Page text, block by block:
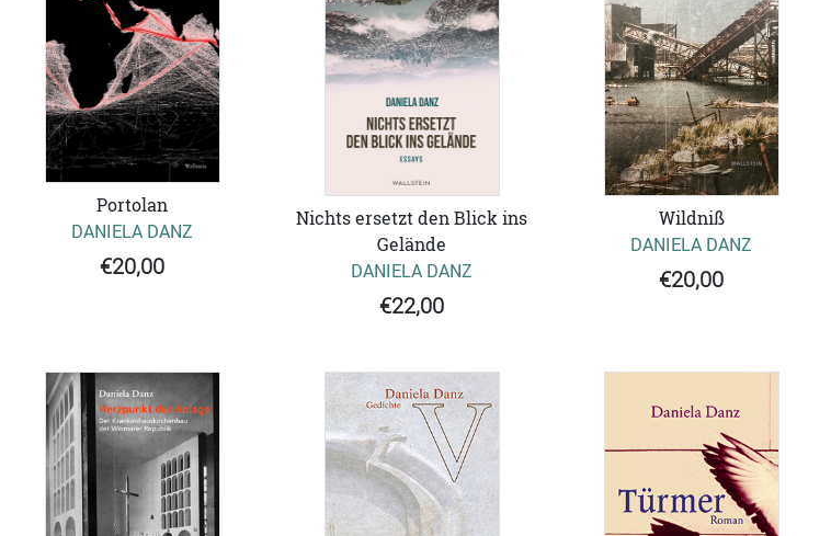
Portolan
DANIELA DANZ
€20,00
Nichts ersetzt den Blick ins
Gelände
DANIELA DANZ
€22,00
Wildniß
DANIELA DANZ
€20,00